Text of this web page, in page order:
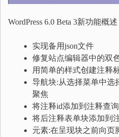
WordPress 6.0 Beta 3新功能概述
实现备用json文件
修复站点编辑器中的双
用简单的样式创建注释
导航块:从选择菜单中选
聚焦
将注释id添加到注释查
将后注释表单块添加到
元素:在呈现块之前向页